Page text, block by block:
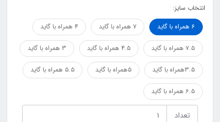
انتخاب سایز:
6 همراه با گاید
7 همراه با گاید 4 همراه با گاید
7.5 همراه با گاید 4.5 همراه با گاید 3 همراه با گاید
3.5همراه با گاید 5همراه با گاید 5.5 همراه با گاید
6.5 همراه با گاید
تعداد